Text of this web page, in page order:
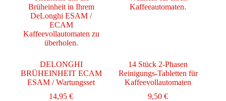
DELONGHI
BRÜHEINHEIT ECAM
ESAM / Wartungsset
14,95€
14 Stück 2-Phasen
Reinigungs-Tabletten für
Kaffeevollautomaten
9,50€